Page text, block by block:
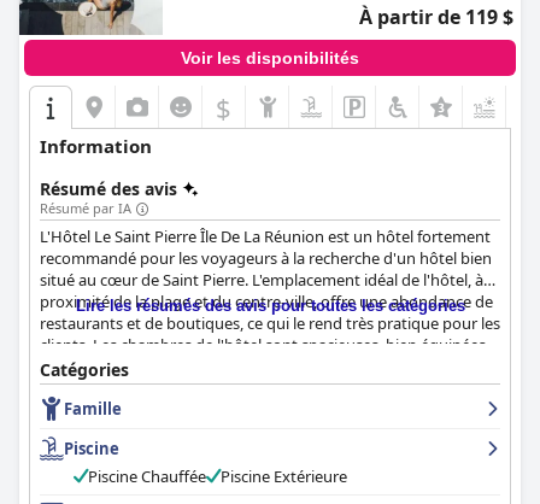
À partir de 119 $
Voir les disponibilités
$
Information
Résumé des avis
Résumé par IA
L'Hôtel Le Saint Pierre Île De La Réunion est un hôtel fortement
recommandé pour les voyageurs à la recherche d'un hôtel bien
situé au cœur de Saint Pierre. L'emplacement idéal de l'hôtel, à
proximité de la plage et du centre-ville, offre une abondance de
restaurants et de boutiques, ce qui le rend très pratique pour les
clients. Les chambres de l'hôtel sont spacieuses, bien équipées
et esthétiques, avec des lits confortables et certaines chambres
offrant même un balcon ou un coin cuisine. Le personnel de
l'hôtel est amical, attentionné et toujours prêt à aider, ce qui
rend le séjour agréable. La sélection du petit-déjeuner de l'hôtel
est copieuse et variée, et les options de dîner sont délicieuses et
satisfaisantes, le plat vedette étant le délicieux risotto. La
Lire les résumés des avis pour toutes les catégories
Catégories
Famille
Piscine
Piscine Chauffée
Piscine Extérieure